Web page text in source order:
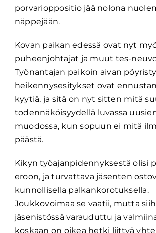
porvarioppositio jää nolona
näppejään.
Kovan paikan edessä ovat nyt
puheenjohtajat ja muut tes-
Työnantajan paikoin aivan
heikennysesitykset ovat
kyytiä, ja sitä on nyt sitten mitä
todennäköisyydellä luvassa
muodossa, kun sopuun ei mitä
päästä.
Kikyn työajanpidennyksestä olisi
eroon, ja turvattava jäsenten
kunnollisella palkankorotuksella.
Joukkovoimaa se vaatii, mutta
jäsenistössä varauduttu ja
koskaan on oikea hetki liittyä